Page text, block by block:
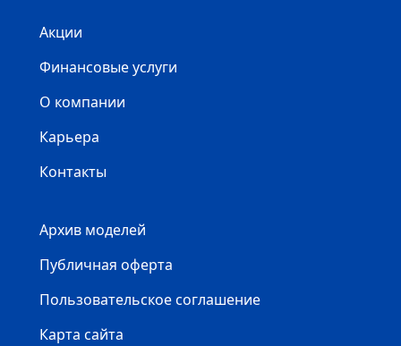
Акции
Финансовые услуги
О компании
Карьера
Контакты
Архив моделей
Публичная оферта
Пользовательское соглашение
Карта сайта